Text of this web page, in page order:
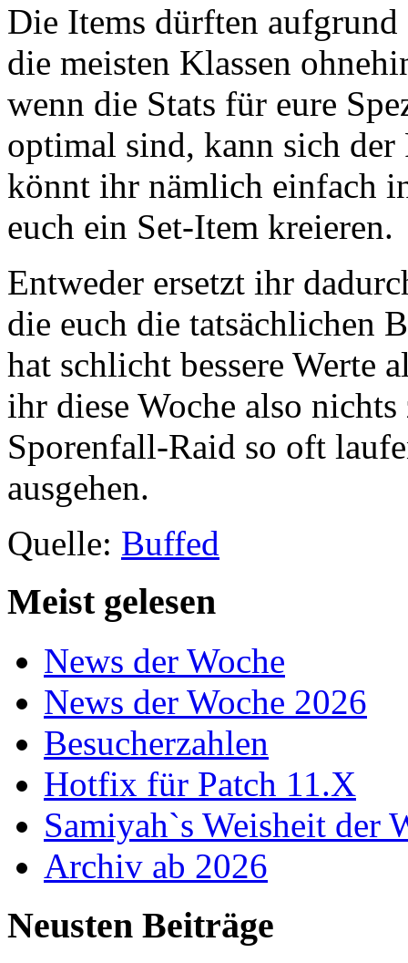
Die Items dürften aufgrund
die meisten Klassen
wenn die Stats für eure
optimal sind, kann sich der
könnt ihr nämlich einfach
euch ein Set-Item kreieren.
Entweder ersetzt ihr
die euch die tatsächlichen
hat schlicht bessere Werte
ihr diese Woche also
Sporenfall-Raid so oft
ausgehen.
Quelle: Buffed
Meist gelesen
News der Woche
News der Woche 2026
Besucherzahlen
Hotfix für Patch 11.X
Samiyah`s Weisheit der
Archiv ab 2026
Neusten Beiträge